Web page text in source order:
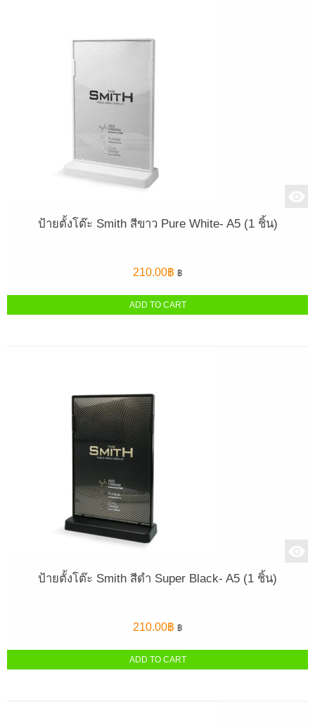
ป้ายตั้งโต๊ะ Smith สีขาว Pure White- A5 (1 ชิ้น)
210.00฿ ฿
ADD TO CART
ป้ายตั้งโต๊ะ Smith สีดำ Super Black- A5 (1 ชิ้น)
210.00฿ ฿
ADD TO CART